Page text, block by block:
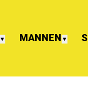
▼ MANNEN ▼